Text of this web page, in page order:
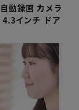
動録画 カメラ
インチ ドア